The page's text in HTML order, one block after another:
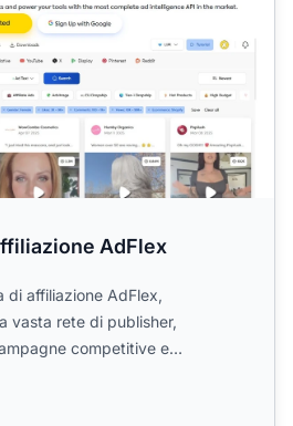
AdFlex
di affiliazione AdFlex,
vasta rete di publisher,
competitive e